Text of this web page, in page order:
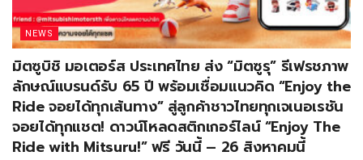
NEWS
มิตซูบิชิ มอเตอร์ส ประเทศไทย ส่ง “มิตซูรุ” รีเฟรชภาพ
ลักษณ์แบรนด์รับ 65 ปี พร้อมเชื่อมแนวคิด “Enjoy the
Ride จอยได้ทุกเส้นทาง” สู่ลูกค้าชาวไทยทุกเจเนอเรชัน
จอยได้ทุกแชต! ดาวน์โหลดสติกเกอร์ไลน์ “Enjoy The
Ride with Mitsuru!” ฟรี วันนี้ – 26 สิงหาคมนี้